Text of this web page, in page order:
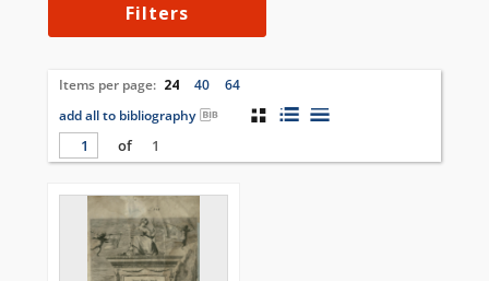
Filters
Items per page: 24 40
64
add all to bibliography
of
1